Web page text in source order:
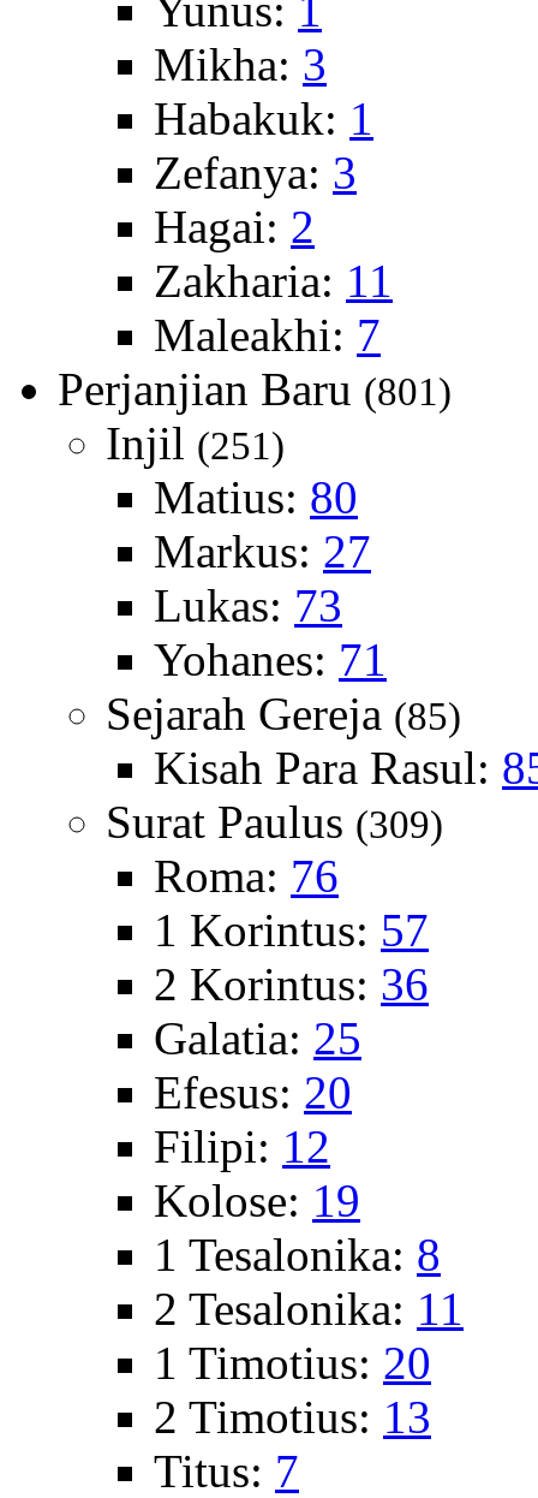
Mikha: 3
Habakuk: 1
Zefanya: 3
Hagai: 2
Zakharia: 11
Maleakhi: 7
Perjanjian Baru (801)
Injil (251)
Matius: 80
Markus: 27
Lukas: 73
Yohanes: 71
Sejarah Gereja (85)
Kisah Para Rasul:
Surat Paulus (309)
Roma: 76
1 Korintus: 57
2 Korintus: 36
Galatia: 25
Efesus: 20
Filipi: 12
Kolose: 19
1 Tesalonika: 8
2 Tesalonika: 11
1 Timotius: 20
2 Timotius: 13
Titus: 7